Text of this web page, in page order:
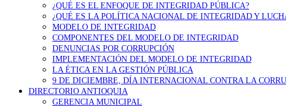
¿QUÉ ES EL ENFOQUE DE INTEGRIDAD PÚBLICA?
¿QUÉ ES LA POLÍTICA NACIONAL DE INTEGRIDAD Y
MODELO DE INTEGRIDAD
COMPONENTES DEL MODELO DE INTEGRIDAD
DENUNCIAS POR CORRUPCIÓN
IMPLEMENTACIÓN DEL MODELO DE INTEGRIDAD
LA ÉTICA EN LA GESTIÓN PÚBLICA
9 DE DICIEMBRE, DÍA INTERNACIONAL CONTRA LA
DIRECTORIO ANTIOQUIA
GERENCIA MUNICIPAL